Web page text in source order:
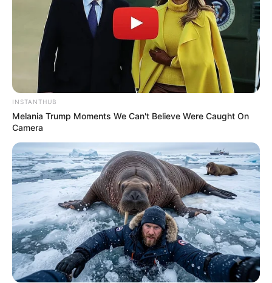
INSTANTHUB
Melania Trump Moments We Can't Believe Were Caught On
Camera